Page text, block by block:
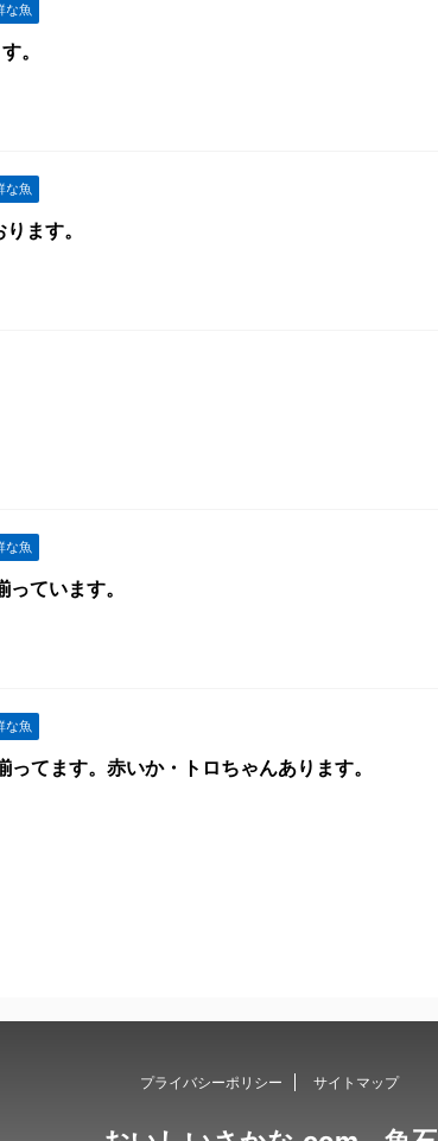
な魚
。
な魚
ます。
な魚
ています。
な魚
てます。赤いか・トロちゃんあります。
プライバシーポリシー サイトマップ